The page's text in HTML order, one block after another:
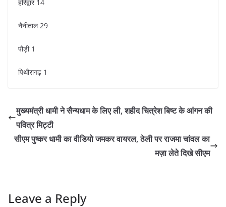
हरिद्वार 14
नैनीताल 29
पौड़ी 1
पिथौरागढ़ 1
मुख्यमंत्री धामी ने सैन्यधाम के लिए ली, शहीद चित्रेश बिष्ट के आंगन की
पवित्र मिट्टी
सीएम पुष्कर धामी का वीडियो जमकर वायरल, ठेली पर राजमा चांवल का
मज़ा लेते दिखे सीएम
Leave a Reply